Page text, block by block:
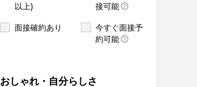
以上)
接可能
面接確約あり
今すぐ面接予
約可能
おしゃれ・自分らしさ